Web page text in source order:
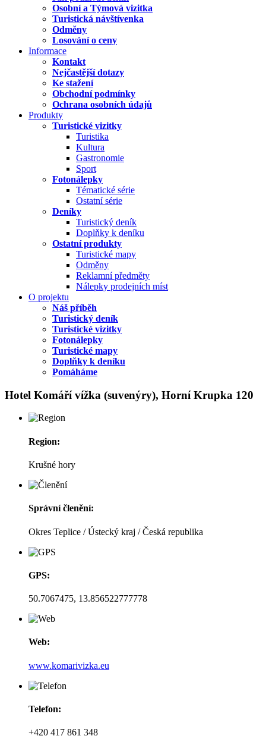
Osobní a Týmová vizitka
Turistická návštívenka
Odměny
Losování o ceny
Informace
Kontakt
Nejčastější dotazy
Ke stažení
Obchodní podmínky
Ochrana osobních údajů
Produkty
Turistické vizitky
Turistika
Kultura
Gastronomie
Sport
Fotonálepky
Tématické série
Ostatní série
Deníky
Turistický deník
Doplňky k deníku
Ostatní produkty
Turistické mapy
Odměny
Reklamní předměty
Nálepky prodejních míst
O projektu
Náš příběh
Turistický deník
Turistické vizitky
Fotonálepky
Turistické mapy
Doplňky k deníku
Pomáháme
Hotel Komáří vížka (suvenýry), Horní Krupka 120
Region:
Krušné hory
Správní členění:
Okres Teplice / Ústecký kraj / Česká republika
GPS:
50.7067475, 13.856522777778
Web:
www.komarivizka.eu
Telefon:
+420 417 861 348